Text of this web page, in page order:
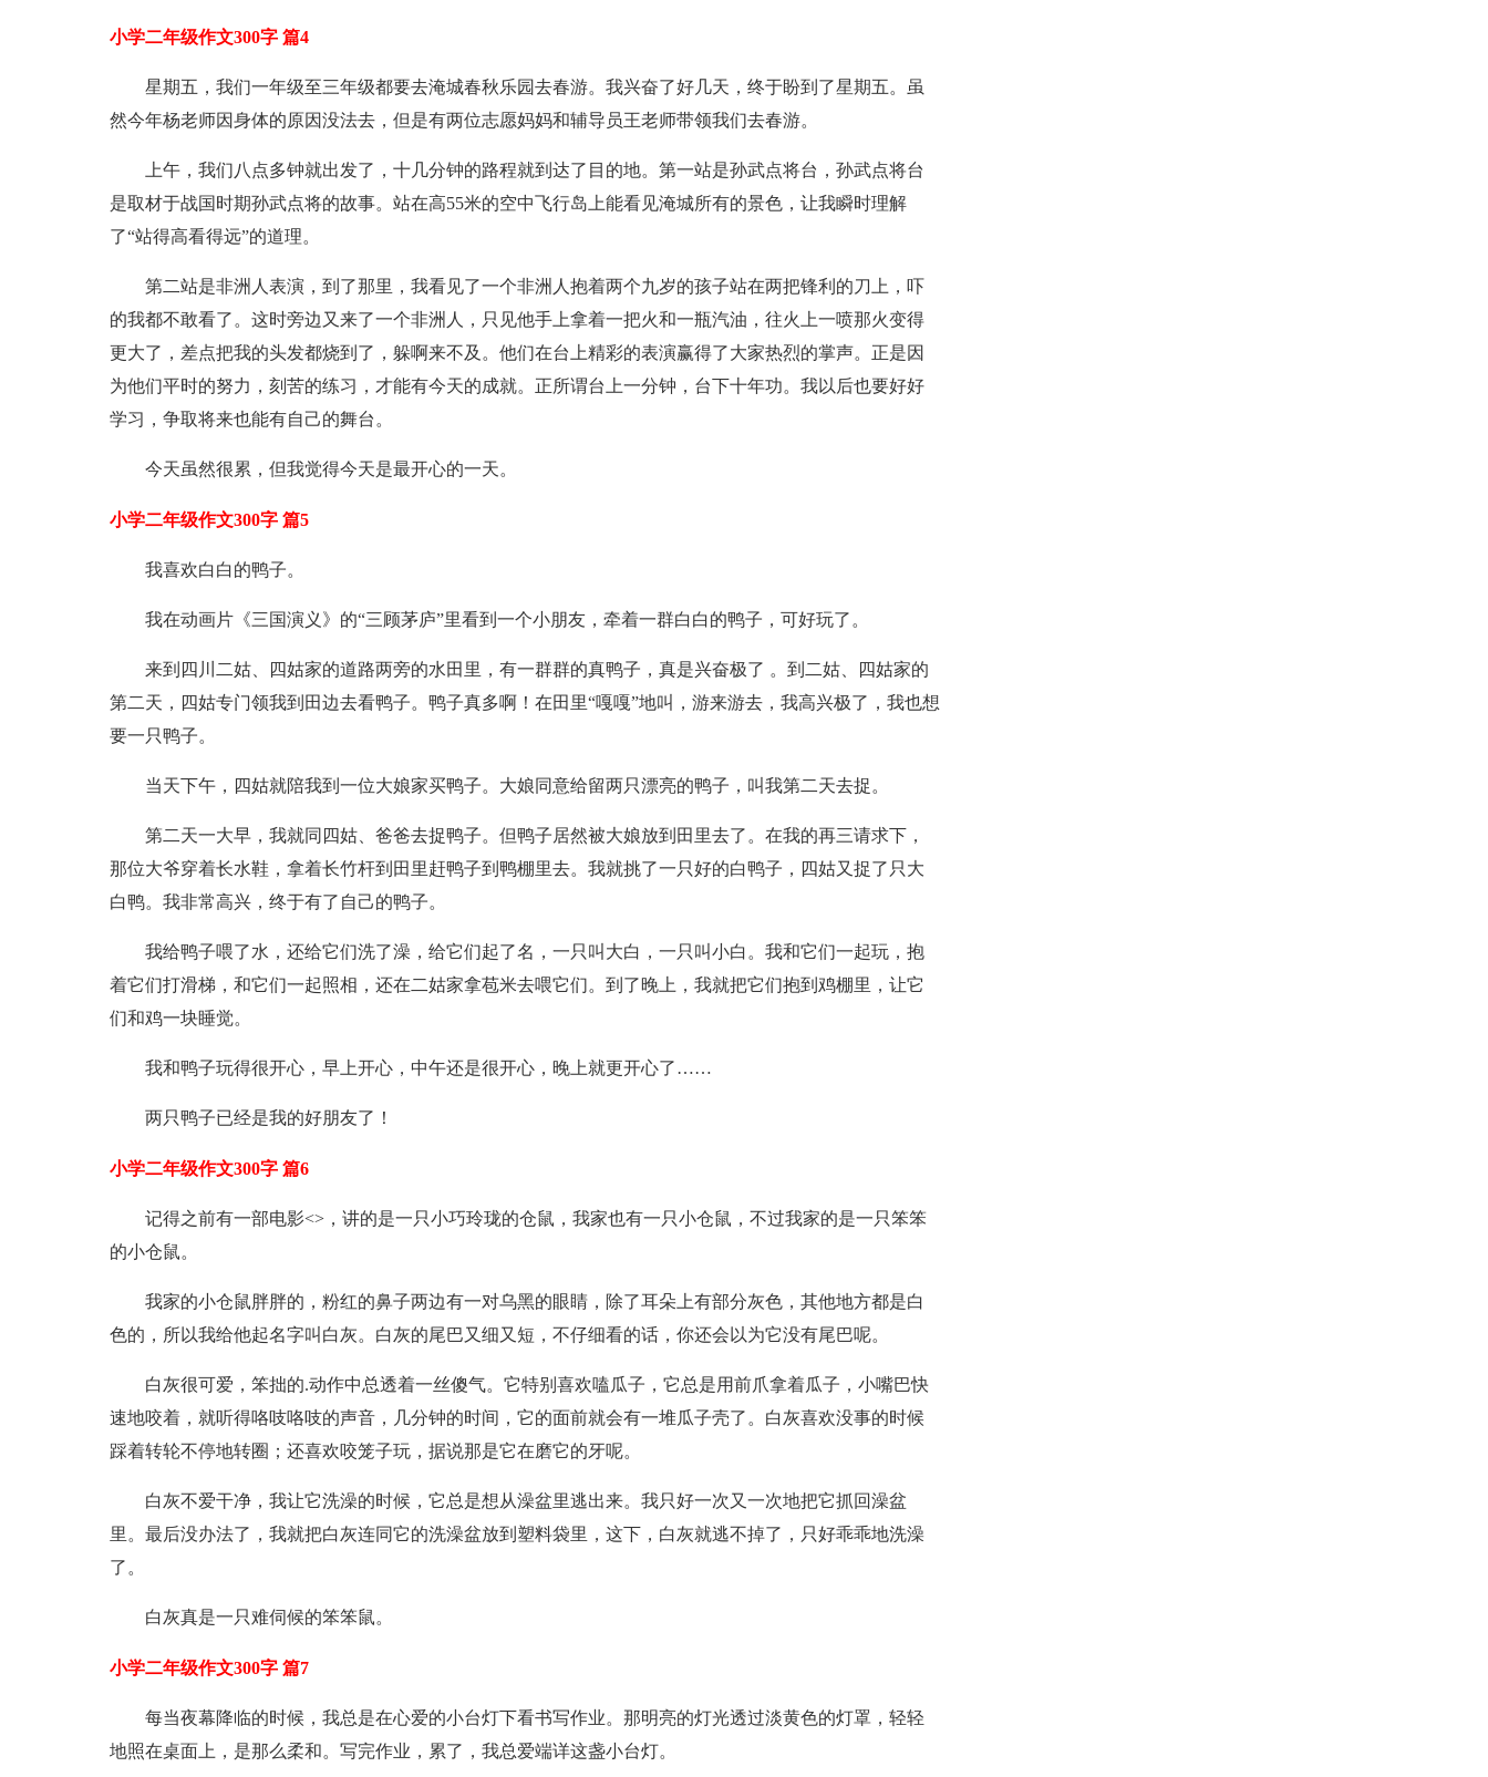
小学二年级作文300字 篇4
星期五，我们一年级至三年级都要去淹城春秋乐园去春游。我兴奋了好几天，终于盼到了星期五。虽
然今年杨老师因身体的原因没法去，但是有两位志愿妈妈和辅导员王老师带领我们去春游。
上午，我们八点多钟就出发了，十几分钟的路程就到达了目的地。第一站是孙武点将台，孙武点将台
是取材于战国时期孙武点将的故事。站在高55米的空中飞行岛上能看见淹城所有的景色，让我瞬时理解
了“站得高看得远”的道理。
第二站是非洲人表演，到了那里，我看见了一个非洲人抱着两个九岁的孩子站在两把锋利的刀上，吓
的我都不敢看了。这时旁边又来了一个非洲人，只见他手上拿着一把火和一瓶汽油，往火上一喷那火变得
更大了，差点把我的头发都烧到了，躲啊来不及。他们在台上精彩的表演赢得了大家热烈的掌声。正是因
为他们平时的努力，刻苦的练习，才能有今天的成就。正所谓台上一分钟，台下十年功。我以后也要好好
学习，争取将来也能有自己的舞台。
今天虽然很累，但我觉得今天是最开心的一天。
小学二年级作文300字 篇5
我喜欢白白的鸭子。
我在动画片《三国演义》的“三顾茅庐”里看到一个小朋友，牵着一群白白的鸭子，可好玩了。
来到四川二姑、四姑家的道路两旁的水田里，有一群群的真鸭子，真是兴奋极了 。到二姑、四姑家的
第二天，四姑专门领我到田边去看鸭子。鸭子真多啊！在田里“嘎嘎”地叫，游来游去，我高兴极了，我也想
要一只鸭子。
当天下午，四姑就陪我到一位大娘家买鸭子。大娘同意给留两只漂亮的鸭子，叫我第二天去捉。
第二天一大早，我就同四姑、爸爸去捉鸭子。但鸭子居然被大娘放到田里去了。在我的再三请求下，
那位大爷穿着长水鞋，拿着长竹杆到田里赶鸭子到鸭棚里去。我就挑了一只好的白鸭子，四姑又捉了只大
白鸭。我非常高兴，终于有了自己的鸭子。
我给鸭子喂了水，还给它们洗了澡，给它们起了名，一只叫大白，一只叫小白。我和它们一起玩，抱
着它们打滑梯，和它们一起照相，还在二姑家拿苞米去喂它们。到了晚上，我就把它们抱到鸡棚里，让它
们和鸡一块睡觉。
我和鸭子玩得很开心，早上开心，中午还是很开心，晚上就更开心了……
两只鸭子已经是我的好朋友了！
小学二年级作文300字 篇6
记得之前有一部电影<>，讲的是一只小巧玲珑的仓鼠，我家也有一只小仓鼠，不过我家的是一只笨笨
的小仓鼠。
我家的小仓鼠胖胖的，粉红的鼻子两边有一对乌黑的眼睛，除了耳朵上有部分灰色，其他地方都是白
色的，所以我给他起名字叫白灰。白灰的尾巴又细又短，不仔细看的话，你还会以为它没有尾巴呢。
白灰很可爱，笨拙的.动作中总透着一丝傻气。它特别喜欢嗑瓜子，它总是用前爪拿着瓜子，小嘴巴快
速地咬着，就听得咯吱咯吱的声音，几分钟的时间，它的面前就会有一堆瓜子壳了。白灰喜欢没事的时候
踩着转轮不停地转圈；还喜欢咬笼子玩，据说那是它在磨它的牙呢。
白灰不爱干净，我让它洗澡的时候，它总是想从澡盆里逃出来。我只好一次又一次地把它抓回澡盆
里。最后没办法了，我就把白灰连同它的洗澡盆放到塑料袋里，这下，白灰就逃不掉了，只好乖乖地洗澡
了。
白灰真是一只难伺候的笨笨鼠。
小学二年级作文300字 篇7
每当夜幕降临的时候，我总是在心爱的小台灯下看书写作业。那明亮的灯光透过淡黄色的灯罩，轻轻
地照在桌面上，是那么柔和。写完作业，累了，我总爱端详这盏小台灯。